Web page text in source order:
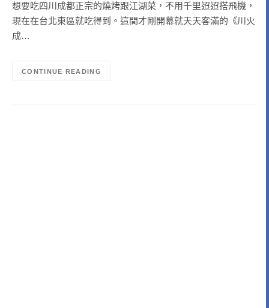
想要吃四川成都正宗的燒烤跟江湖菜，不用千里迢迢搭飛機，
現在在台北東區就吃得到。這間才剛開幕就天天客滿的《川火
成…
CONTINUE READING